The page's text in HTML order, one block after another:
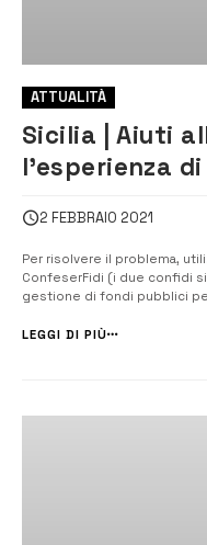
ATTUALITÀ
Sicilia | Aiuti
l’esperienza
2 FEBBRAIO 2021
Per risolvere il problema,
ConfeserFidi (i due confidi
gestione di fondi pubblici
Conferenza degli Ordini dei
LEGGI DI PIÙ